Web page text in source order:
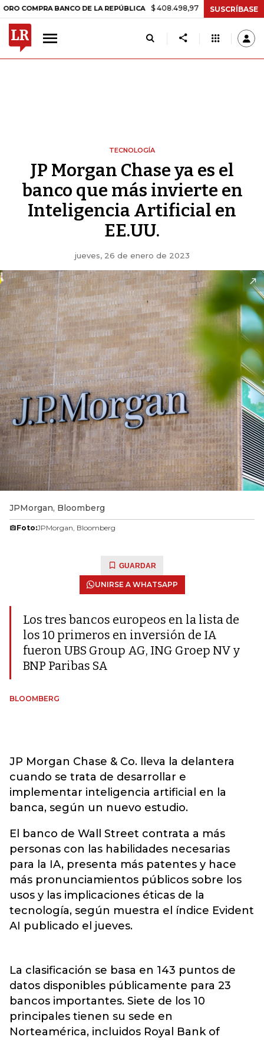
BANCO DE LA REPÚBLICA $ 408.498,97 +$ 8.753,81 +2,19%
SUSCRÍBASE
TECNOLOGÍA
JP Morgan Chase ya es el
banco que más invierte en
Inteligencia Artificial en
EE.UU.
jueves, 26 de enero de 2023
JPMorgan, Bloomberg
Foto:JPMorgan, Bloomberg
GUARDAR
UNIRSE A WHATSAPP
Los tres bancos europeos en la lista de
los 10 primeros en inversión de IA
fueron UBS Group AG, ING Groep NV y
BNP Paribas SA
BLOOMBERG
JP Morgan Chase & Co. lleva la delantera
cuando se trata de desarrollar e
implementar inteligencia artificial en la
banca, según un nuevo estudio.
El banco de Wall Street contrata a más
personas con las habilidades necesarias
para la IA, presenta más patentes y hace
más pronunciamientos públicos sobre los
usos y las implicaciones éticas de la
tecnología, según muestra el índice Evident
AI publicado el jueves.
La clasificación se basa en 143 puntos de
datos disponibles públicamente para 23
bancos importantes. Siete de los 10
principales tienen su sede en
Norteamérica, incluidos Royal Bank of